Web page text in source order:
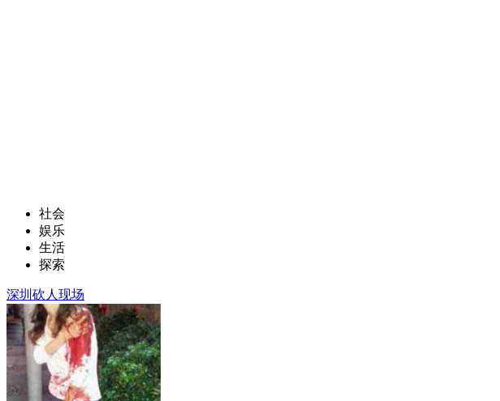
社会
娱乐
生活
探索
深圳砍人现场